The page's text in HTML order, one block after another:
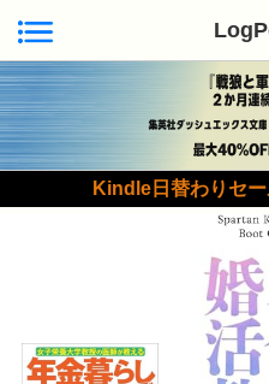
Kindle日替わりセ